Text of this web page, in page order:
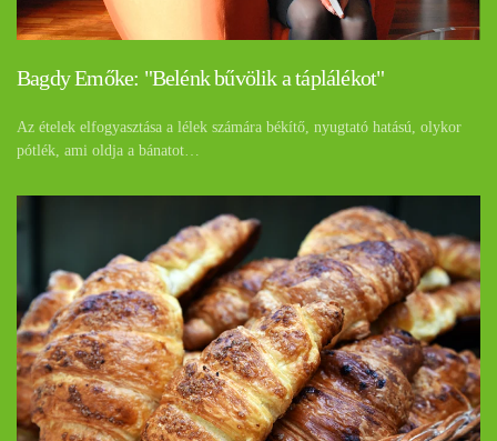
Bagdy Emőke: "Belénk bűvölik a táplálékot"
Az ételek elfogyasztása a lélek számára békítő, nyugtató hatású, olykor
pótlék, ami oldja a bánatot…